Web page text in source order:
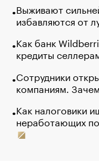
Выживают
избавляются от
Как банк
кредиты
Сотрудники
компаниям.
Как налоговики
неработающих